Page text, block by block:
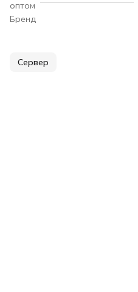
оптом
Бренд
Сервер